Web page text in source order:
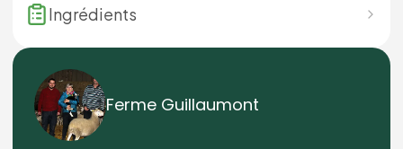
Ingrédients
Ferme Guillaumont